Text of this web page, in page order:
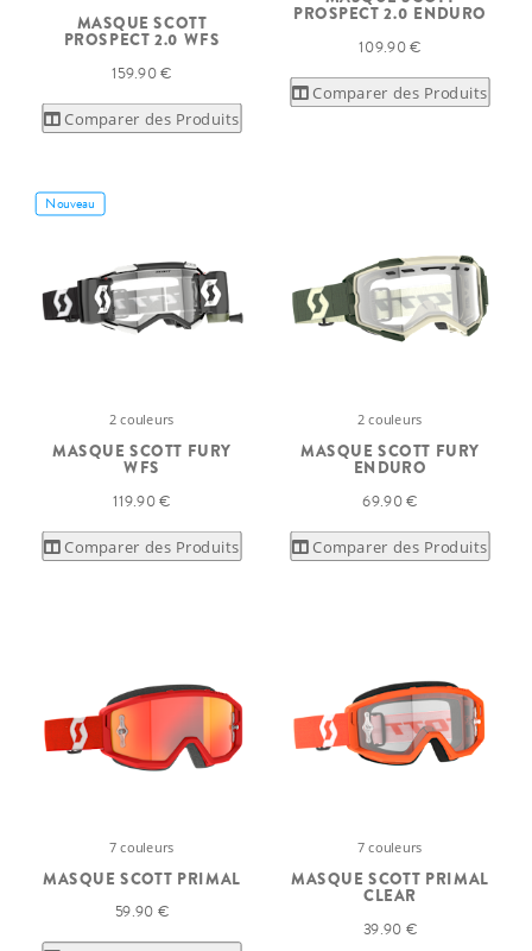
MASQUE SCOTT
PROSPECT 2.0 WFS
159.90 €
Comparer des Produits
PROSPECT 2.0 ENDURO
109.90 €
Comparer des Produits
Nouveau
2 couleurs
MASQUE SCOTT FURY
WFS
119.90 €
Comparer des Produits
2 couleurs
MASQUE SCOTT FURY
ENDURO
69.90 €
Comparer des Produits
7 couleurs
MASQUE SCOTT PRIMAL
59.90 €
7 couleurs
MASQUE SCOTT PRIMAL
CLEAR
39.90 €